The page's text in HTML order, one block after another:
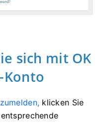
sich mit OK
klicken Sie